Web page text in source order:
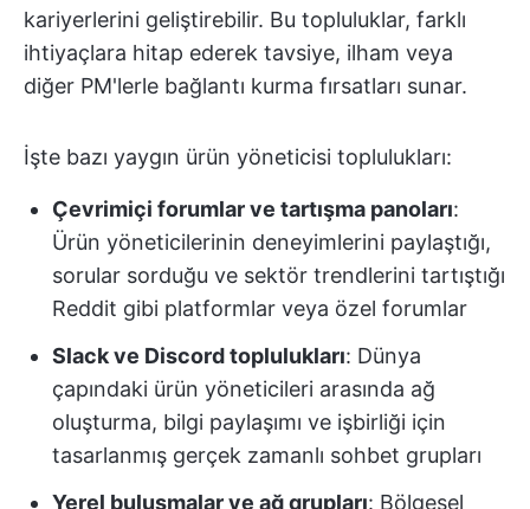
kariyerlerini geliştirebilir. Bu topluluklar, farklı
ihtiyaçlara hitap ederek tavsiye, ilham veya
diğer PM'lerle bağlantı kurma fırsatları sunar.
İşte bazı yaygın ürün yöneticisi toplulukları:
Çevrimiçi forumlar ve tartışma panoları:
Ürün yöneticilerinin deneyimlerini paylaştığı,
sorular sorduğu ve sektör trendlerini tartıştığı
Reddit gibi platformlar veya özel forumlar
Slack ve Discord toplulukları: Dünya
çapındaki ürün yöneticileri arasında ağ
oluşturma, bilgi paylaşımı ve işbirliği için
tasarlanmış gerçek zamanlı sohbet grupları
Yerel buluşmalar ve ağ grupları: Bölgesel